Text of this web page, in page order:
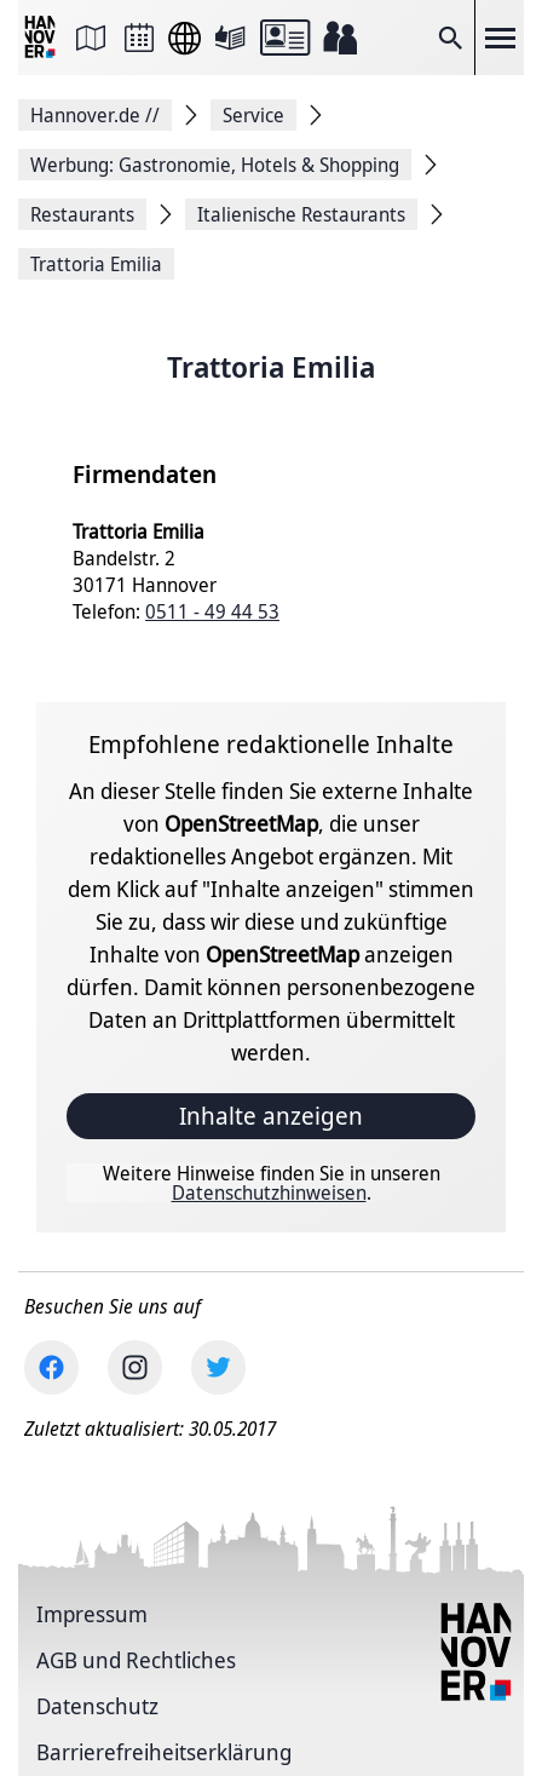
Suche
Seite
Facebook
teilen
Seitenlink
Seite
Hannover.de //
Service
Werbung: Gastronomie, Hotels & Shopping
Restaurants
Italienische Restaurants
Trattoria Emilia
Trattoria Emilia
Firmendaten
Trattoria Emilia
Bandelstr. 2
30171 Hannover
Telefon: 0511 - 49 44 53
Empfohlene redaktionelle Inhalte
An dieser Stelle finden Sie externe Inhalte
von OpenStreetMap, die unser
redaktionelles Angebot ergänzen. Mit
dem Klick auf "Inhalte anzeigen" stimmen
Sie zu, dass wir diese und zukünftige
Inhalte von OpenStreetMapanzeigen
dürfen. Damit können personenbezogene
Daten an Drittplattformen übermittelt
werden.
Inhalte anzeigen
Weitere Hinweise finden Sie in unseren
Datenschutzhinweisen.
Besuchen Sie uns auf
Zuletzt aktualisiert: 30.05.2017
Impressum
AGB und Rechtliches
Datenschutz
Barriere­freiheits­erklärung